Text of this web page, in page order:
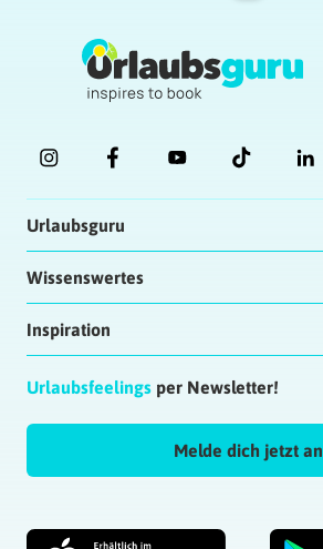
Urlaubsguru
Wissenswertes
Inspiration
Urlaubsfeelings per Newsletter!
Melde dich jetzt an